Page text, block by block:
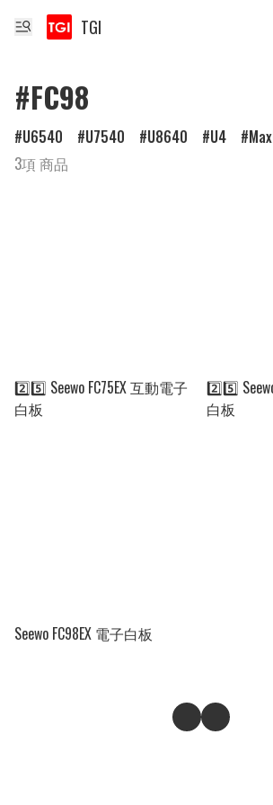
TGI
#FC98
U6540 U7540 U8640 U4
3項 商品
2️⃣5️⃣ Seewo FC75EX 互動電子
白板
2️⃣5️⃣
白板
Seewo FC98EX 電子白板